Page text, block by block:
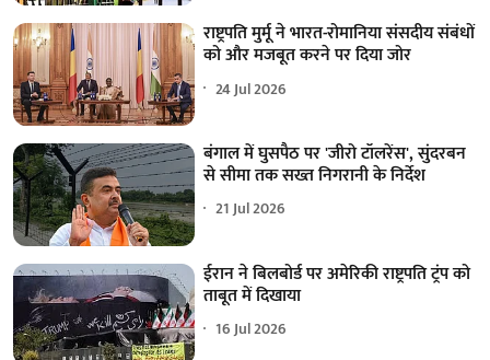
राष्ट्रपति मुर्मू ने भारत-रोमानिया संसदीय संबंधों
को और मजबूत करने पर दिया जोर
24 Jul 2026
बंगाल में घुसपैठ पर 'जीरो टॉलरेंस', सुंदरबन
से सीमा तक सख्त निगरानी के निर्देश
21 Jul 2026
ईरान ने बिलबोर्ड पर अमेरिकी राष्ट्रपति ट्रंप को
ताबूत में दिखाया
16 Jul 2026